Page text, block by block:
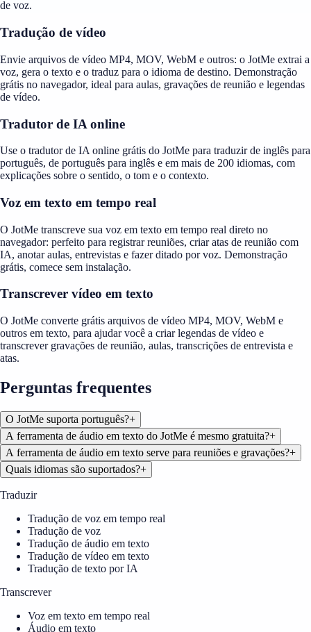
de voz.
Tradução de vídeo
Envie arquivos de vídeo MP4, MOV, WebM e outros: o JotMe extrai a
voz, gera o texto e o traduz para o idioma de destino. Demonstração
grátis no navegador, ideal para aulas, gravações de reunião e legendas
de vídeo.
Tradutor de IA online
Use o tradutor de IA online grátis do JotMe para traduzir de inglês para
português, de português para inglês e em mais de 200 idiomas, com
explicações sobre o sentido, o tom e o contexto.
Voz em texto em tempo real
O JotMe transcreve sua voz em texto em tempo real direto no
navegador: perfeito para registrar reuniões, criar atas de reunião com
IA, anotar aulas, entrevistas e fazer ditado por voz. Demonstração
grátis, comece sem instalação.
Transcrever vídeo em texto
O JotMe converte grátis arquivos de vídeo MP4, MOV, WebM e
outros em texto, para ajudar você a criar legendas de vídeo e
transcrever gravações de reunião, aulas, transcrições de entrevista e
atas.
Perguntas frequentes
O JotMe suporta português?+
A ferramenta de áudio em texto do JotMe é mesmo gratuita?+
A ferramenta de áudio em texto serve para reuniões e gravações?+
Quais idiomas são suportados?+
Traduzir
Tradução de voz em tempo real
Tradução de voz
Tradução de áudio em texto
Tradução de vídeo em texto
Tradução de texto por IA
Transcrever
Voz em texto em tempo real
Áudio em texto